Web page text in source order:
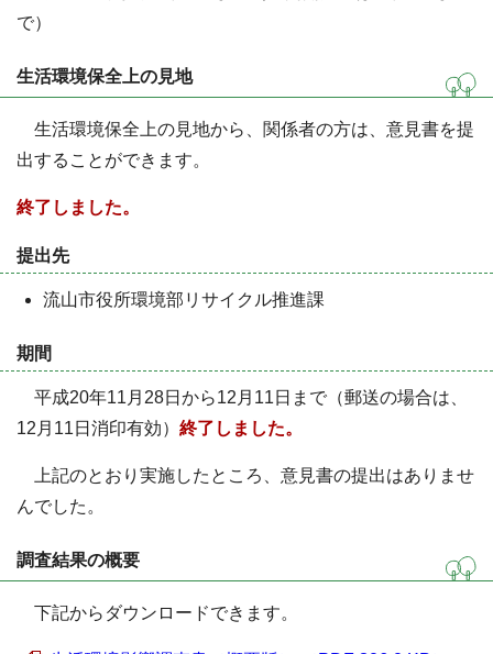
で）
生活環境保全上の見地
生活環境保全上の見地から、関係者の方は、意見書を提
出することができます。
終了しました。
提出先
流山市役所環境部リサイクル推進課
期間
平成20年11月28日から12月11日まで（郵送の場合は、
12月11日消印有効） 終了しました。
上記のとおり実施したところ、意見書の提出はありませ
んでした。
調査結果の概要
下記からダウンロードできます。